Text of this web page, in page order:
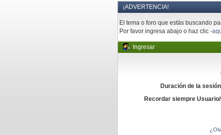
¡ADVERTENCIA!
El tema o foro que estás buscando
Por favor ingresa abajo o haz clic-
Ingresar
Duración de la
Recordar siempre